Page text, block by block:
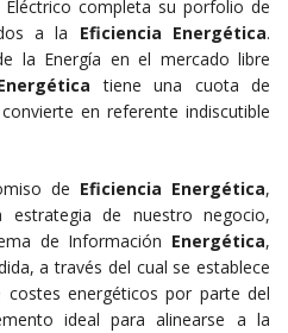
completa su porfolio de
a la Eficiencia Energética.
la Energía en el mercado libre
tiene una cuota de
en referente indiscutible
de Eficiencia Energética,
de nuestro negocio,
de Información Energética,
a través del cual se establece
costes energéticos por parte del
ideal para alinearse a la